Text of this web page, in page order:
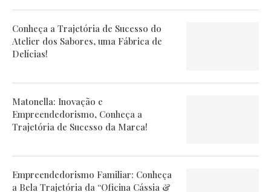
Conheça a Trajetória de Sucesso do
Atelier dos Sabores, uma Fábrica de
Delícias!
Matonella: Inovação e
Empreendedorismo, Conheça a
Trajetória de Sucesso da Marca!
Empreendedorismo Familiar: Conheça
a Bela Trajetória da “Oficina Cássia &